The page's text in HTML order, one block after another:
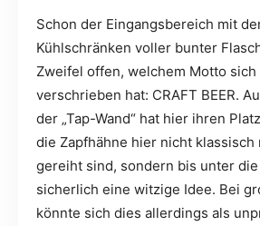
Schon der Eingangsbereich mit
Kühlschränken voller bunter
Zweifel offen, welchem Motto
verschrieben hat: CRAFT BEER.
der „Tap-Wand“ hat hier ihren
die Zapfhähne hier nicht
gereiht sind, sondern bis unter
sicherlich eine witzige Idee. Bei
könnte sich dies allerdings als